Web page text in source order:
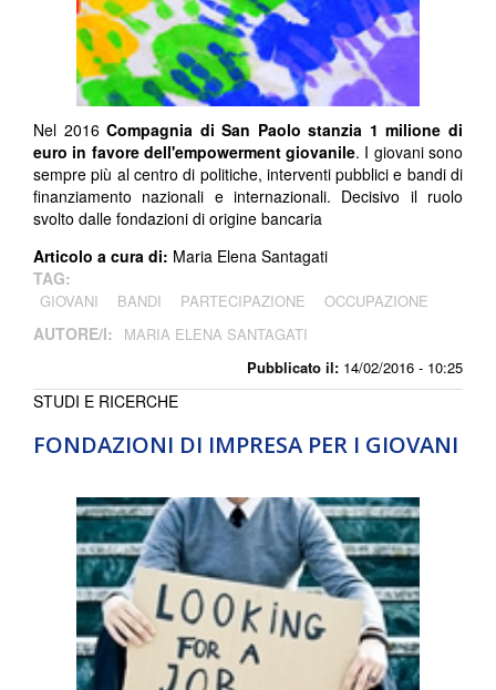
Pubblicato il: 14/02/2016 - 10:25
Nel 2016Compagnia di San Paolo stanzia 1 milione di
euro in favore dell'empowerment giovanile. I giovani sono
sempre più al centro di politiche, interventi pubblici e bandi di
finanziamento nazionali e internazionali. Decisivo il ruolo
svolto dalle fondazioni di origine bancaria
Articolo a cura di: Maria Elena Santagati
TAG:
GIOVANI BANDI PARTECIPAZIONE OCCUPAZIONE
AUTORE/I: MARIA ELENA SANTAGATI
FONDAZIONI DI IMPRESA PER I GIOVANI
STUDI E RICERCHE